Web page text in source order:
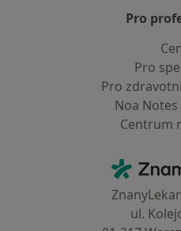
Pro
Pro
Pro
Noa Notes
Centrum
ul.